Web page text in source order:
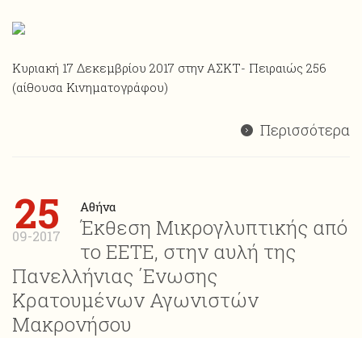
Κυριακή 17 Δεκεμβρίου 2017 στην ΑΣΚΤ- Πειραιώς 256
(αίθουσα Κινηματογράφου)
Περισσότερα
25
09-2017
Αθήνα
Έκθεση Μικρογλυπτικής από
το ΕΕΤΕ, στην αυλή της
Πανελλήνιας ΄Ενωσης
Κρατουμένων Αγωνιστών
Μακρονήσου